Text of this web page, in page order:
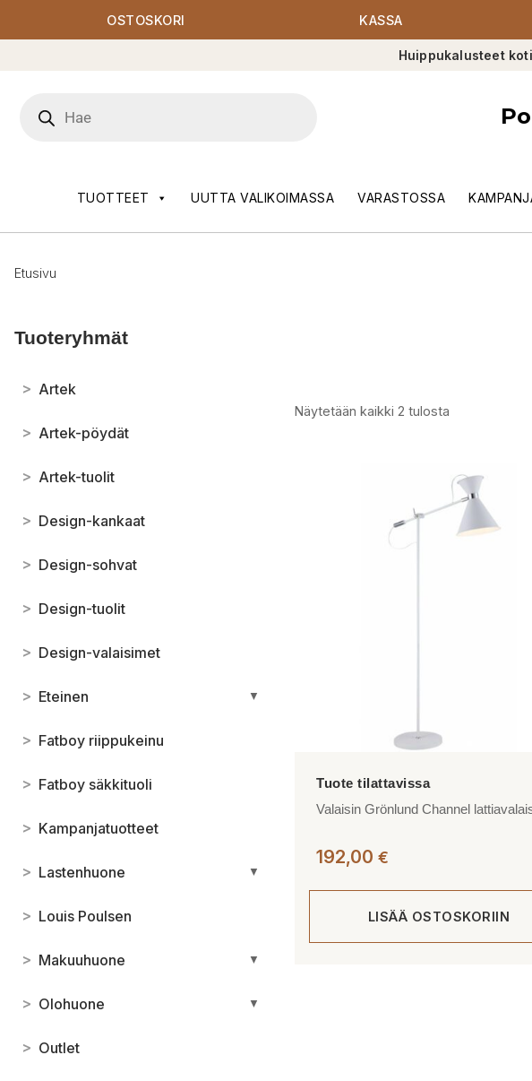
OSTOSKORI KASSA
Huippukalusteet
search
TUOTTEET UUTTA VALIKOIMASSA VARASTOSSA
Etusivu
Tuoteryhmät
> Artek
> Artek-pöydät
> Artek-tuolit
> Design-kankaat
> Design-sohvat
> Design-tuolit
> Design-valaisimet
> Eteinen ▼
> Fatboy riippukeinu
> Fatboy säkkituoli
> Kampanjatuotteet
> Lastenhuone ▼
> Louis Poulsen
> Makuuhuone ▼
> Olohuone ▼
> Outlet
Näytetään kaikki 2 tulosta
Valaisin Grönlund Channel
192,00 €
LISÄÄ OSTOSKORIIN